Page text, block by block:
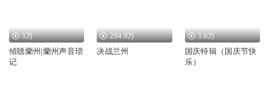
1万
傾聴蘭州|蘭州声音琐
记
264.9万
决战兰州
1.6万
国庆特辑（国庆节快
乐）